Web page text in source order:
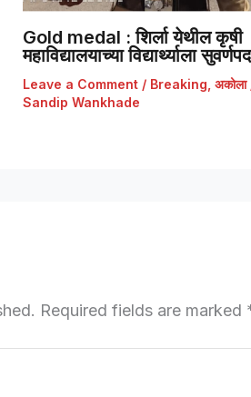
Gold medal : शिर्ला येथील कृषी
महाविद्यालयाच्या विद्यार्थ्याला
Leave a Comment / Breaking, अकोला
Sandip Wankhade
Required fields are marked